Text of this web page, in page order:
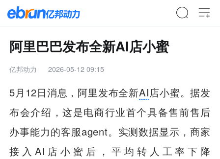
阿里巴巴发布全新AI店小蜜
亿邦动力 2026-05-12 09:15
5月12日消息，阿里发布全新AI店小蜜。据发
布会介绍，这是电商行业首个具备售前售后
办事能力的客服agent。实测数据显示，商家
接入AI店小蜜后，平均转人工率下降